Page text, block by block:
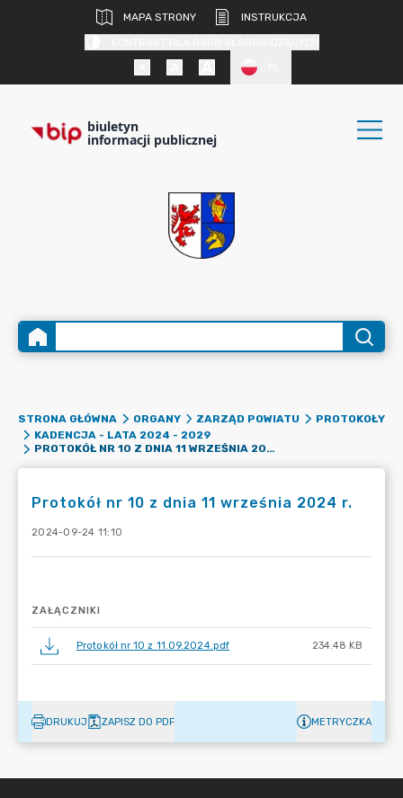
MAPA STRONY
INSTRUKCJA
biuletyn
informacji publicznej
STRONA GŁÓWNA ORGANY ZARZĄD POWIATU
PROTOKOŁY
KADENCJA - LATA 2024 - 2029
PROTOKÓŁ NR 10 Z DNIA 11 WRZEŚNIA 2024 R.
Protokół nr 10 z dnia 11 września 2024 r.
2024-09-24 11:10
ZAŁĄCZNIKI
Protokół nr 10 z 11.09.2024.pdf 234.48 KB
DRUKUJ ZAPISZ DO PDF METRYCZKA